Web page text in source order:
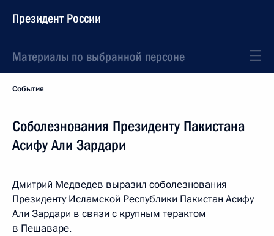
Президент России
Материалы по выбранной персоне
События
Соболезнования Президенту Пакистана
Асифу Али Зардари
Дмитрий Медведев выразил соболезнования
Президенту Исламской Республики Пакистан Асифу
Али Зардари в связи с крупным терактом
в Пешаваре.